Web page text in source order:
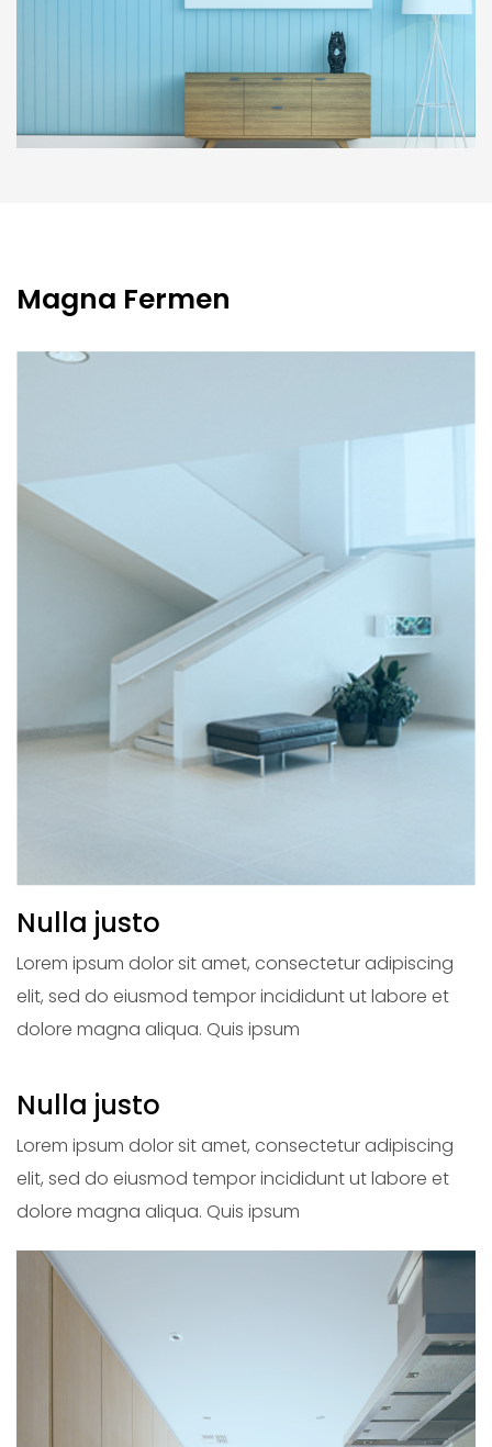
Magna Fermen
Nulla justo
Lorem ipsum dolor sit amet, consectetur adipiscing
elit, sed do eiusmod tempor incididunt ut labore et
dolore magna aliqua. Quis ipsum
Nulla justo
Lorem ipsum dolor sit amet, consectetur adipiscing
elit, sed do eiusmod tempor incididunt ut labore et
dolore magna aliqua. Quis ipsum